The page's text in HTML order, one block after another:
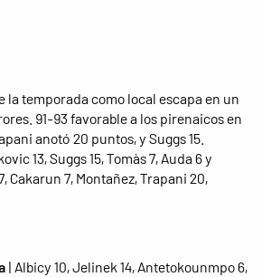
la temporada como local escapa en un
91-93 favorable a los pirenaicos en
anotó 20 puntos, y Suggs 15.
13, Suggs 15, Tomàs 7, Auda 6 y
Cakarun 7, Montañez, Trapani 20,
| Albicy 10, Jelinek 14, Antetokounmpo 6,